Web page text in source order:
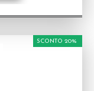
SCONTO 20%